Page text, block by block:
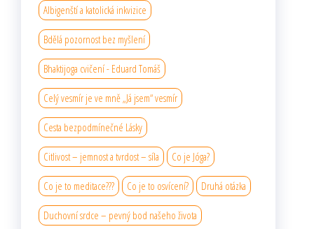
Albigenští a katolická inkvizice
Bdělá pozornost bez myšlení
Bhaktijoga cvičení - Eduard Tomáš
Celý vesmír je ve mně „Já jsem“ vesmír
Cesta bezpodmínečné Lásky
Citlivost – jemnost a tvrdost – síla Co je Jóga?
Co je to meditace??? Co je to osvícení? Druhá otázka
Duchovní srdce – pevný bod našeho života